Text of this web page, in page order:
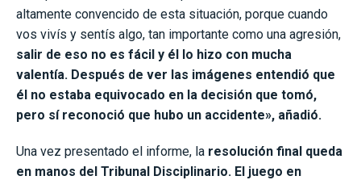
altamente convencido de esta situación, porque cuando
vos vivís y sentís algo, tan importante como una agresión,
salir de eso no es fácil y él lo hizo con mucha
valentía. Después de ver las imágenes entendió que
él no estaba equivocado en la decisión que tomó,
pero sí reconoció que hubo un accidente», añadió.
Una vez presentado el informe, la resolución final queda
en manos del Tribunal Disciplinario. El juego en